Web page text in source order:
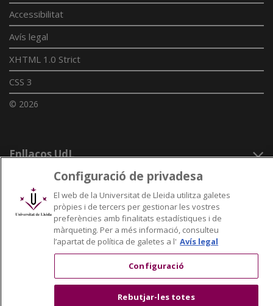
Accessibilitat
Avís legal
XHTML 1.0 Strict
CSS 3
© 2026
Enllaços UdL
Xarxes universitàries
Configuració de privadesa
El web de la Universitat de Lleida utilitza galetes
pròpies i de tercers per gestionar les vostres
preferències amb finalitats estadístiques i de
màrqueting. Per a més informació, consulteu
l’apartat de política de galetes a l' Avís legal
Configuració
Rebutjar-les totes